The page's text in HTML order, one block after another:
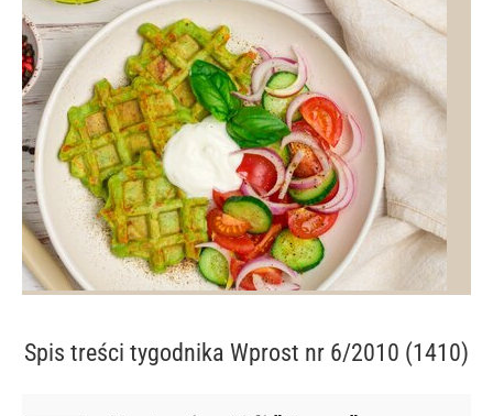
Spis treści tygodnika Wprost nr 6/2010 (1410)